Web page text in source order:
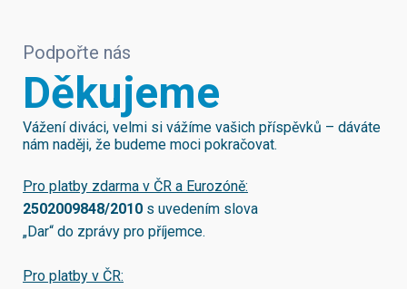
Podpořte nás
Děkujeme
Vážení diváci, velmi si vážíme vašich příspěvků – dáváte
nám naději, že budeme moci pokračovat.
Pro platby zdarma v ČR a Eurozóně:
2502009848/2010 s uvedením slova
„Dar“ do zprávy pro příjemce.
Pro platby v ČR: